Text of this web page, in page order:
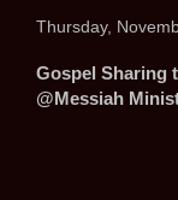
Thursday,
Gospel Sharing
@Messiah